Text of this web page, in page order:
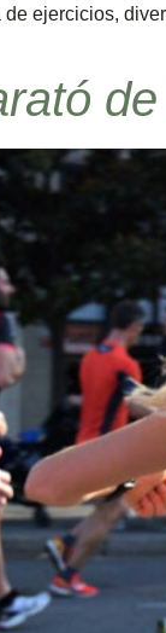
ejercicios,